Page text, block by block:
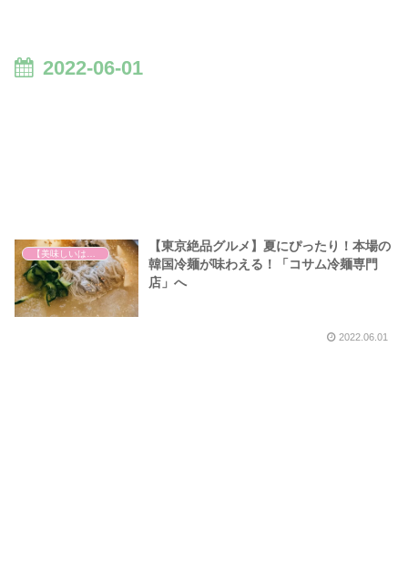
2022-06-01
【美味しいは正義】
【東京絶品グルメ】夏にぴったり！本場の
韓国冷麺が味わえる！「コサム冷麺専門
店」へ
2022.06.01